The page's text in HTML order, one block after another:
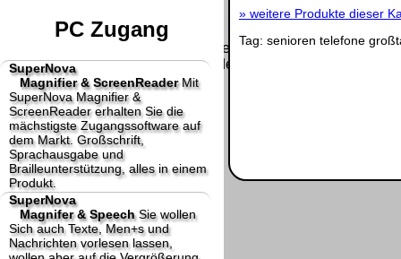
» weitere Produkte dieser
Tag: senioren telefone
PC Zugang
SuperNova
Magnifier & ScreenReaderMit
SuperNova Magnifier &
ScreenReader erhalten Sie die
mächstigste Zugangssoftware auf
dem Markt. Großschrift,
Sprachausgabe und
Brailleunterstützung, alles in einem
Produkt.
SuperNova
Magnifer & SpeechSie wollen
Sich auch Texte, Men+s und
Nachrichten vorlesen lassen,
Diese Website nutzt Cookies, um bestmögliche Funktionalität
This website uses cookies to provide the best possible
Ok, verstanden Mehr Infos